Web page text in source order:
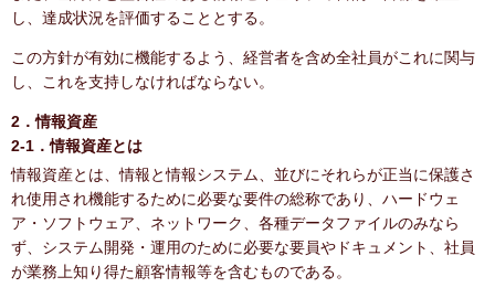
し、達成状況を評価することとする。
この方針が有効に機能するよう、経営者を含め全社員がこれに関与
し、これを支持しなければならない。
2．情報資産
2-1．情報資産とは
情報資産とは、情報と情報システム、並びにそれらが正当に保護さ
れ使用され機能するために必要な要件の総称であり、ハードウェ
ア・ソフトウェア、ネットワーク、各種データファイルのみなら
ず、システム開発・運用のために必要な要員やドキュメント、社員
が業務上知り得た顧客情報等を含むものである。